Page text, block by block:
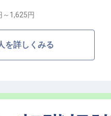
るようサポートする
頓、書類整理など、
アウト対応もほとん
え、細やかな気配り
1,625円
を詳しくみる